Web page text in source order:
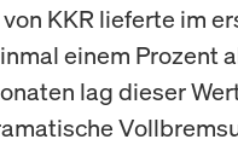
KKR lieferte im
einem Prozent
lag dieser